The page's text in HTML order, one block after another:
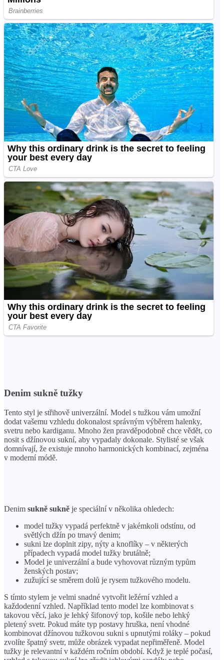
Denim sukně tužky
Tento styl je střihově univerzální. Model s tužkou vám umožní
dodat vašemu vzhledu dokonalost správným výběrem halenky,
svetru nebo kardiganu. Mnoho žen pravděpodobně chce vědět, co
nosit s džínovou sukní, aby vypadaly dokonale. Stylisté se však
domnívají, že existuje mnoho harmonických kombinací, zejména
v moderní módě.
Denim sukně sukně je speciální v několika ohledech:
model tužky vypadá perfektně v jakémkoli odstínu, od
světlých džín po tmavý denim;
sukni lze doplnit zipy, nýty a knoflíky – v některých
případech vypadá model tužky brutálně;
Model je univerzální a bude vyhovovat různým typům
ženských postav;
zužující se směrem dolů je rysem tužkového modelu.
S tímto stylem je velmi snadné vytvořit ležérní vzhled a
každodenní vzhled. Například tento model lze kombinovat s
takovou věcí, jako je lehký šifonový top, košile nebo lehký
pletený svetr. Pokud máte typ postavy hruška, není vhodné
kombinovat džínovou tužkovou sukni s upnutými roláky – pokud
zvolíte špatný svetr, může obrázek vypadat nepřiměřeně. Model
tužky je relevantní v každém ročním období. Když je teplé počasí,